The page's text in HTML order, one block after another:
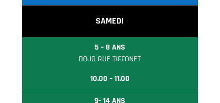
SAMEDI
5 – 8 ANS
DOJO RUE TIFFONET
10.00 – 11.00
9– 14 ANS